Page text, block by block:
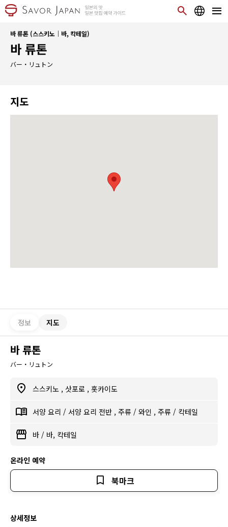
바 류톤 (스스키노｜바, 칵테일)
바 류톤
バー・リュトン
지도
정보 지도
바 류톤
バー・リュトン
스스키노 , 삿포로 , 홋카이도
서양 요리 / 서양 요리 전반 , 주류 / 와인 , 주류 / 칵테일
바 / 바, 칵테일
온라인 예약
북마크
상세정보